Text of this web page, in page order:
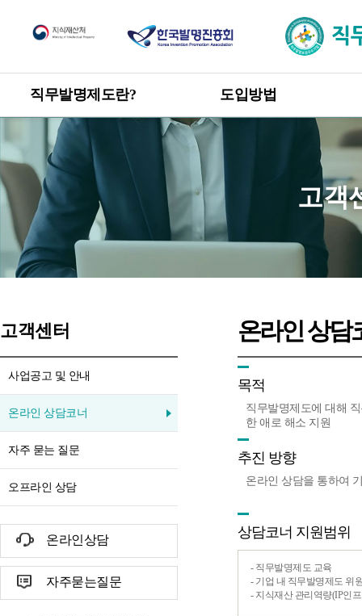
직무발명제도
직무발명제도란?
한눈에 보는 직무발명제도
개요
목적 및 취지
관련 발명진흥법 및 시행령
도입방법
직무발명 권리관계
직무발명 보상
제도 도입 혜택
고객
고객센터
사업공고 및 안내
온라인 상담코너
자주 묻는 질문
오프라인 상담
온라인상담
자주묻는질문
온라인 상담
목적
직무발명제도에 대해
한 애로 해소 지원
추진 방향
온라인 상담을 통하여
상담코너 지원범위
- 직무발명제도 교육
- 기업 내 직무발명제도 위
- 지식재산 관리역량(IP인